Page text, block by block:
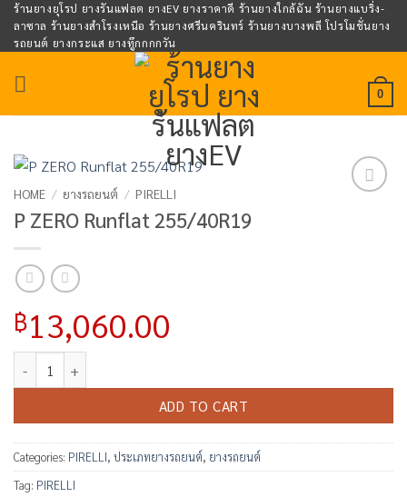
Skip
content
ร้านยางยุโรป ยางรันแฟลต ยางEV ยางราคาดี ร้านยางใกล้ฉัน ร้านยางแบริ่ง-
ลาซาล ร้านยางสำโรงเหนือ ร้านยางศรีนครินทร์ ร้านยางบางพลี โปรโมชั่นยาง
รถยนต์ ยางกระแส ยางทู๊กกกกวัน
0
HOME / ยางรถยนต์ / PIRELLI
P ZERO Runflat 255/40R19
฿13,060.00
ADD TO CART
Categories: PIRELLI, ประเภทยางรถยนต์, ยางรถยนต์
Tag: PIRELLI